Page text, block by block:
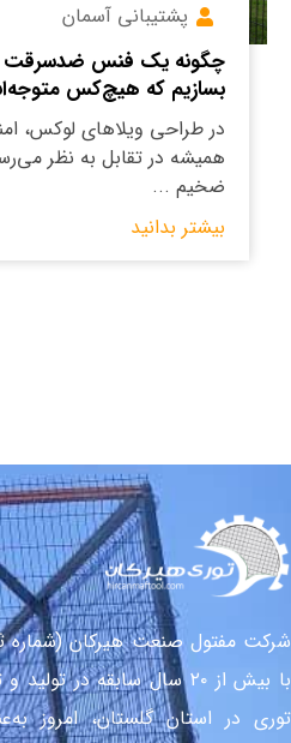
پشتیبانی آسمان
چگونه یک فنس ضدسرقت
بسازیم که هیچ‌کس
در طراحی ویلاهای لوکس،
همیشه در تقابل به نظر
ضخیم ...
بیشتر بدانید
با بیش از ۲۰ سال سابقه در
توری در استان گلستان، امروز